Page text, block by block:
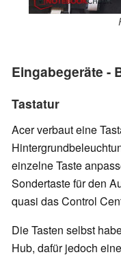
Eingabegeräte -
Tastatur
Acer verbaut eine
einzelne Taste
Sondertaste für den
quasi das Control
Die Tasten selbst
Hub, dafür jedoch